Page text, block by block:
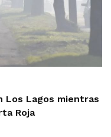
Los Lagos mientras
Roja